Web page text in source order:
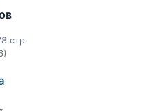
стр.